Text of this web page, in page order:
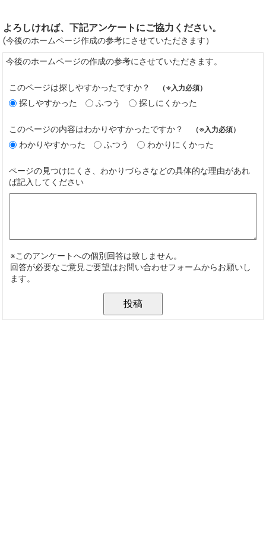
よろしければ、下記アンケートにご協力ください。
(今後のホームページ作成の参考にさせていただきます）
今後のホームページの作成の参考にさせていただきます。
このページは探しやすかったですか？ （※入力必須）
探しやすかった ふつう 探しにくかった
このページの内容はわかりやすかったですか？ （※入力必須）
わかりやすかった ふつう わかりにくかった
ページの見つけにくさ、わかりづらさなどの具体的な理由があれ
ば記入してください
※このアンケートへの個別回答は致しません。
回答が必要なご意見ご要望はお問い合わせフォームからお願いし
ます。